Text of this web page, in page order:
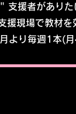
支援者があり
援現場で教材を
より毎週1本(月